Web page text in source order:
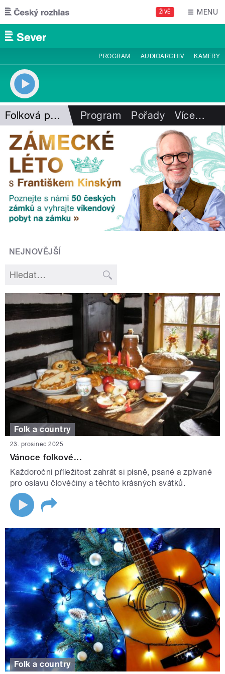
Přejít k hlavnímu obsahu
ŽIVĚ MENU
PROGRAM AUDIOARCHIV KAMERY
Folková pohlazení Program Pořady Více…
NEJNOVĚJŠÍ
Folk a country
23. prosinec 2025
Vánoce folkové...
Každoroční příležitost zahrát si písně, psané a zpívané
pro oslavu člověčiny a těchto krásných svátků.
Folk a country